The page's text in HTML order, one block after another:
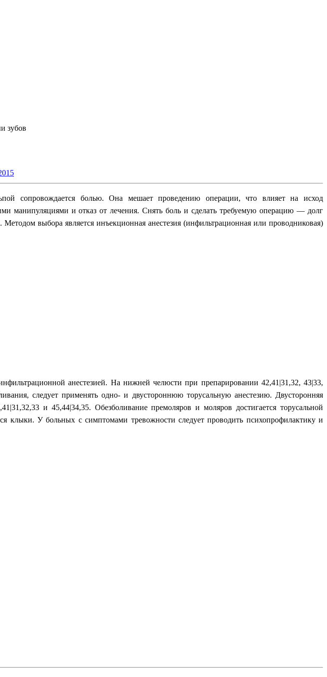
зубов
сопровождается болью. Она мешает проведению операции, что влияет на исход
манипуляциями и отказ от лечения. Снять боль и сделать требуемую операцию — долг
выбора является инъекционная анестезия (инфильтрационная или проводниковая)
анестезией. На нижней челюсти при препарировании 42,41|31,32, 43|33,
следует применять одно- и двустороннюю торусальную анестезию. Двусторонняя
и 45,44|34,35. Обезболивание премоляров и моляров достигается торусальной
клыки. У больных с симптомами тревожности следует проводить психопрофилактику и